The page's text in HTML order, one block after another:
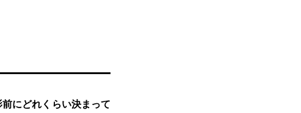
にどれくらい決まって